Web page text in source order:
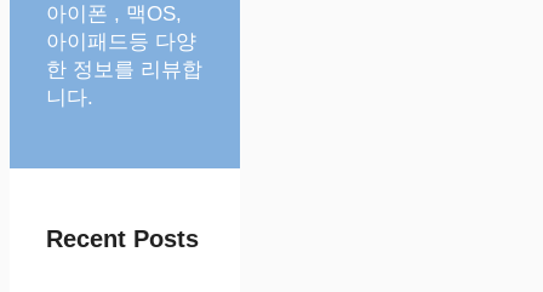
아이폰 , 맥OS,
아이패드등 다양
한 정보를 리뷰합
니다.
Recent Posts